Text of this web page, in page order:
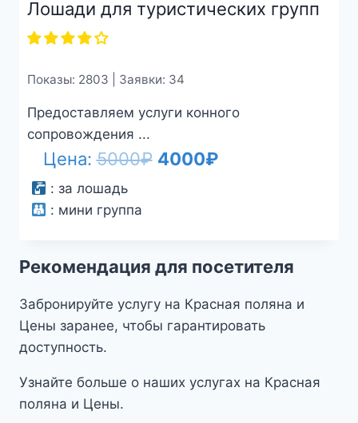
Лошади для туристических групп
Показы: 2803 | Заявки: 34
Предоставляем услуги конного
сопровождения ...
Цена:5000₽ Первоначальная
4000₽Текущая
: за лошадь
: мини группа
Рекомендация для посетителя
Забронируйте услугу на Красная поляна и
Цены заранее, чтобы гарантировать
доступность.
Узнайте больше о наших услугах на Красная
поляна и Цены.